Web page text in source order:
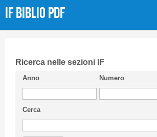
CIFI in breve
Linee Guida
Privacy Policy
IF Biblio PDF
Ricerca nelle sezioni IF
Anno Numero
Cerca